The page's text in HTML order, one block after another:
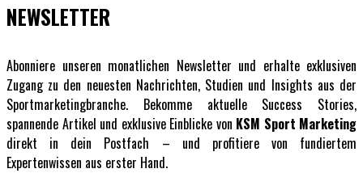
NEWSLETTER
Abonniere unseren monatlichen Newsletter und erhalte exklusiven
Zugang zu den neuesten Nachrichten, Studien und Insights aus der
Sportmarketingbranche. Bekomme aktuelle Success Stories,
spannende Artikel und exklusive Einblicke von KSM Sport Marketing
direkt in dein Postfach – und profitiere von fundiertem
Expertenwissen aus erster Hand.